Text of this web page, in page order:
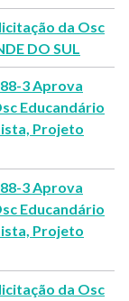
da Osc
DO SUL
3 Aprova
Educandário
Projeto
3 Aprova
Educandário
Projeto
da Osc